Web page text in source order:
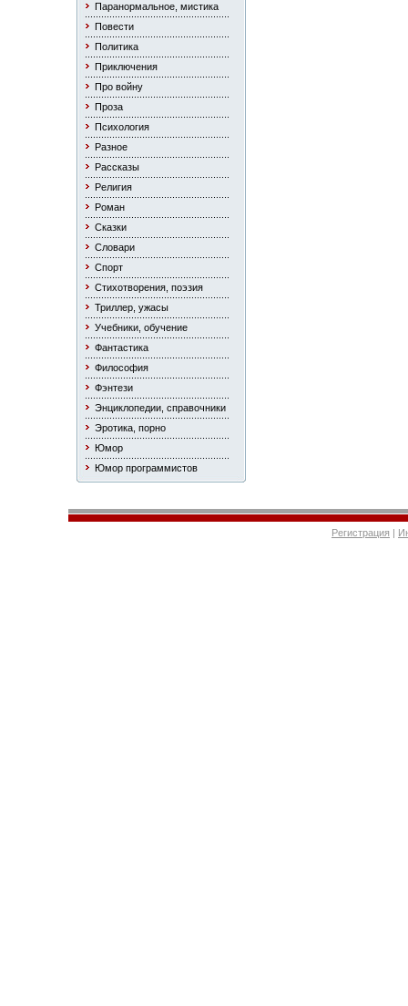
Паранормальное, мистика
Повести
Политика
Приключения
Про войну
Проза
Психология
Разное
Рассказы
Религия
Роман
Сказки
Словари
Спорт
Стихотворения, поэзия
Триллер, ужасы
Учебники, обучение
Фантастика
Философия
Фэнтези
Энциклопедии, справочники
Эротика, порно
Юмор
Юмор программистов
Регистрация |